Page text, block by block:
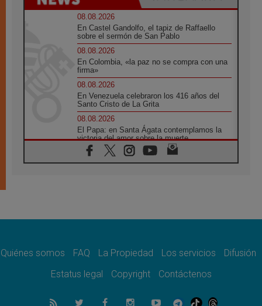
08.08.2026
En Castel Gandolfo, el tapiz de Raffaello
sobre el sermón de San Pablo
08.08.2026
En Colombia, «la paz no se compra con una
firma»
08.08.2026
En Venezuela celebraron los 416 años del
Santo Cristo de La Grita
08.08.2026
El Papa: en Santa Ágata contemplamos la
victoria del amor sobre la muerte
08.08.2026
León XIV visitará el Santuario de la Madre
07.08.2026
07.08.2026
el compromiso del cristiano"
La matanza de niños en Gaza no cesa: 300
Quiénes somos FAQ La Propiedad Los servicios
Difusión
Estatus legal
Copyright Contáctenos